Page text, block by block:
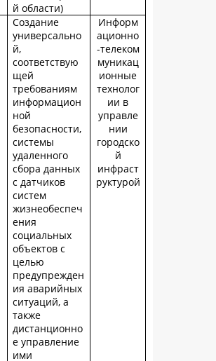
й области)
Создание
универсально
й,
соответствую
щей
требованиям
информацион
ной
безопасности,
системы
удаленного
сбора данных
с датчиков
систем
жизнеобеспеч
ения
социальных
объектов с
целью
предупрежден
ия аварийных
ситуаций, а
также
дистанционно
е управление
ими
Информ
ационно
-телеком
муникац
ионные
технолог
ии в
управле
нии
городско
й
инфраст
руктурой